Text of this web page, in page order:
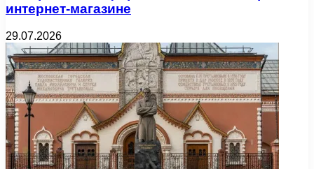
интернет-магазине
29.07.2026